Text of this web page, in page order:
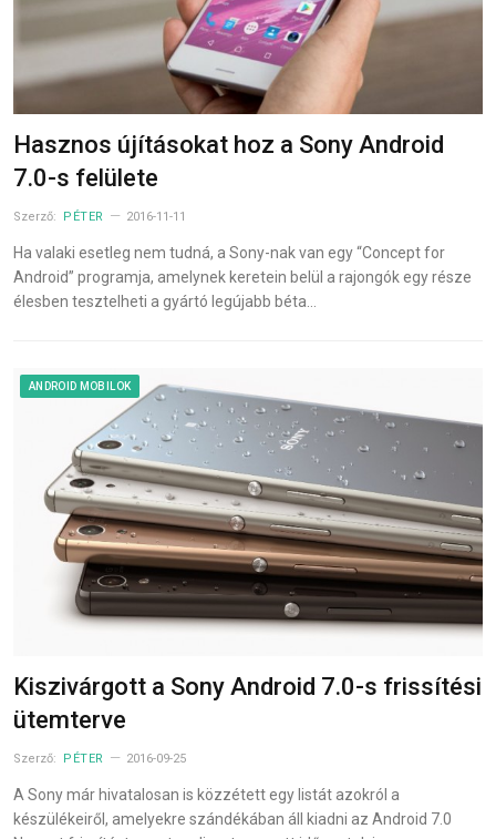
Hasznos újításokat hoz a Sony Android
7.0-s felülete
Szerző: PÉTER 2016-11-11
Ha valaki esetleg nem tudná, a Sony-nak van egy “Concept for
Android” programja, amelynek keretein belül a rajongók egy része
élesben tesztelheti a gyártó legújabb béta…
ANDROID MOBILOK
Kiszivárgott a Sony Android 7.0-s frissítési
ütemterve
Szerző: PÉTER 2016-09-25
A Sony már hivatalosan is közzétett egy listát azokról a
készülékeiről, amelyekre szándékában áll kiadni az Android 7.0